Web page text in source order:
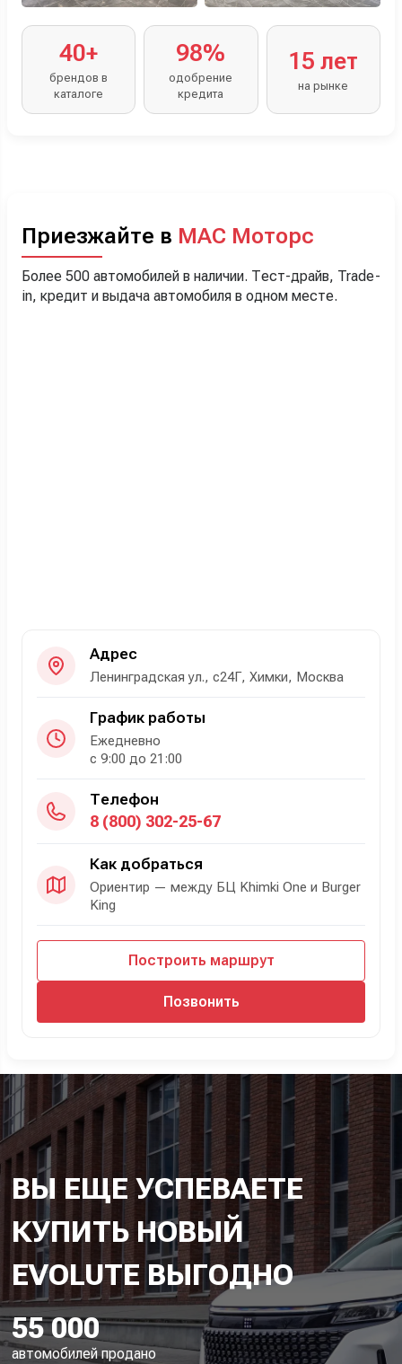
40+
брендов в
каталоге
98%
одобрение
кредита
15 лет
на рынке
Приезжайте в МАС Моторс
Более 500 автомобилей в наличии. Тест-драйв, Trade-
in, кредит и выдача автомобиля в одном месте.
Адрес
Ленинградская ул., с24Г, Химки, Москва
График работы
Ежедневно
с 9:00 до 21:00
Телефон
8 (800) 302-25-67
Как добраться
Ориентир — между БЦ Khimki One и Burger
King
Построить маршрут
Позвонить
ВЫ ЕЩЕ УСПЕВАЕТЕ
КУПИТЬ НОВЫЙ
EVOLUTE ВЫГОДНО
55 000
автомобилей продано